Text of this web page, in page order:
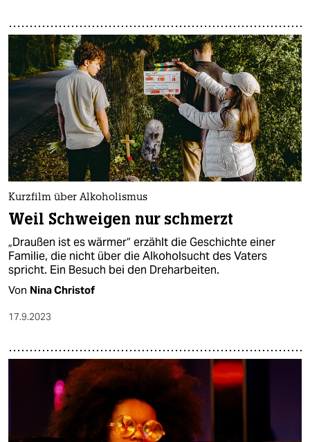
Kurzfilm über Alkoholismus
Weil Schweigen nur schmerzt
„Draußen ist es wärmer“ erzählt die Geschichte einer
Familie, die nicht über die Alkoholsucht des Vaters
spricht. Ein Besuch bei den Dreharbeiten.
Von Nina Christof
17.9.2023